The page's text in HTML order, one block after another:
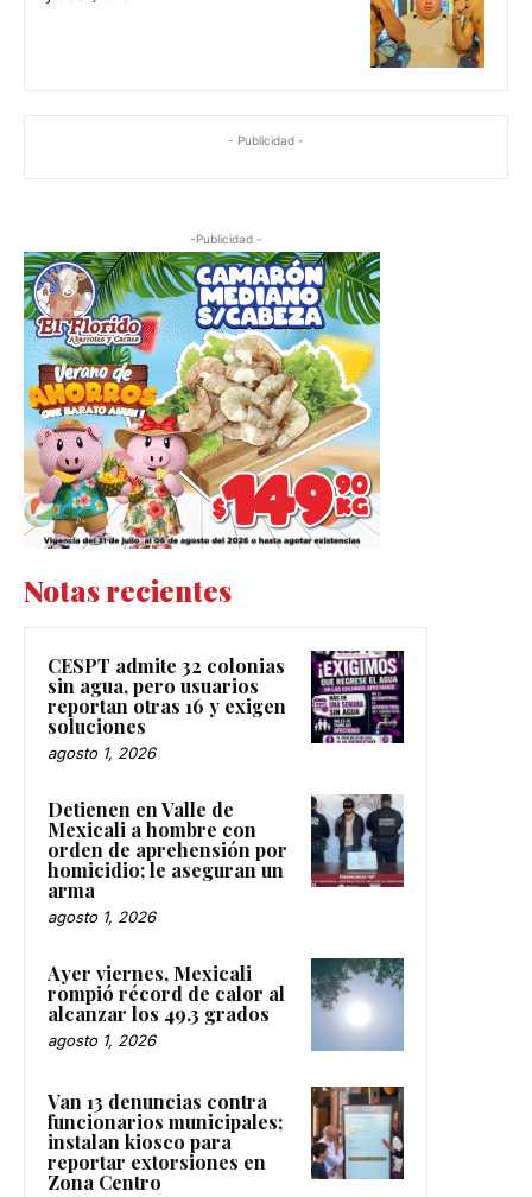
- Publicidad -
-Publicidad -
Notas recientes
CESPT admite 32 colonias
sin agua, pero usuarios
reportan otras 16 y exigen
soluciones
agosto 1, 2026
Detienen en Valle de
Mexicali a hombre con
orden de aprehensión por
homicidio; le aseguran un
arma
agosto 1, 2026
Ayer viernes, Mexicali
rompió récord de calor al
alcanzar los 49.3 grados
agosto 1, 2026
Van 13 denuncias contra
funcionarios municipales;
instalan kiosco para
reportar extorsiones en
Zona Centro